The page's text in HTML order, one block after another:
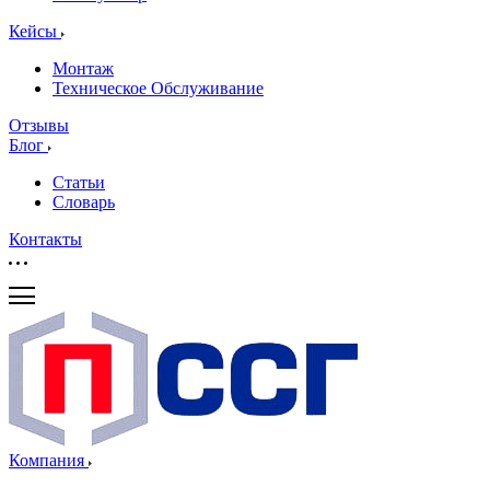
Кейсы
Монтаж
Техническое Обслуживание
Отзывы
Блог
Статьи
Словарь
Контакты
Компания